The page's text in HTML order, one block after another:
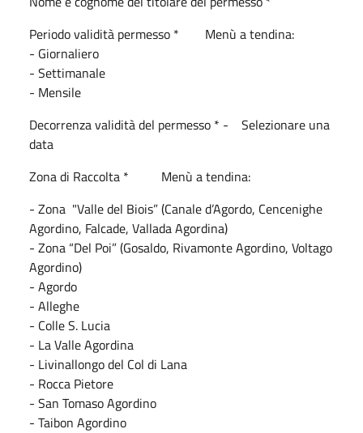
Periodo validità permesso * Menù a tendina:
- Giornaliero
- Settimanale
- Mensile
Decorrenza validità del permesso * - Selezionare una
data
Zona di Raccolta * Menù a tendina:
- Zona "Valle del Biois” (Canale d’Agordo, Cencenighe
Agordino, Falcade, Vallada Agordina)
- Zona “Del Poi” (Gosaldo, Rivamonte Agordino, Voltago
Agordino)
- Agordo
- Alleghe
- Colle S. Lucia
- La Valle Agordina
- Livinallongo del Col di Lana
- Rocca Pietore
- San Tomaso Agordino
- Taibon Agordino